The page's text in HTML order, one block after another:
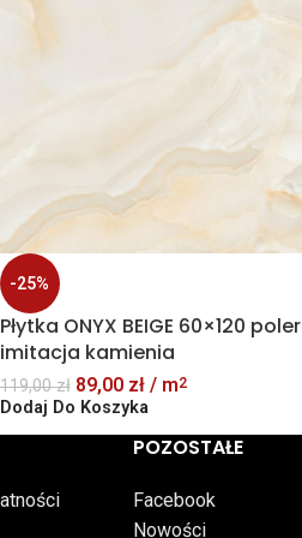
-25%
Płytka ONYX BEIGE 60×120 poler
imitacja kamienia
119,00zł 89,00 zł / m2
Dodaj Do Koszyka
POZOSTAŁE
Facebook
Nowości